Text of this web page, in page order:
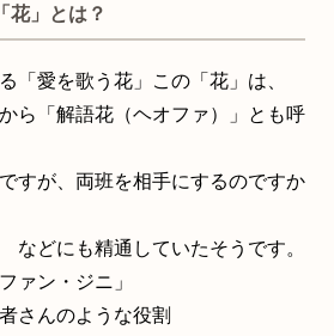
花」とは？
「愛を歌う花」この「花」は、
ら「解語花（ヘオファ）」とも呼
すが、両班を相手にするのですか
どにも精通していたそうです。
ァン・ジニ」
さんのような役割